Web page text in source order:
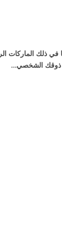
ذلك الماركات
ذوقك الشخصي…